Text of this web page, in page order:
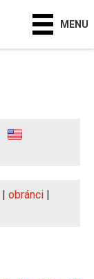
MENU
| obránci |